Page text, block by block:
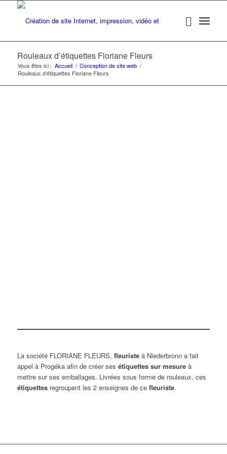
Rouleaux d’étiquettes Floriane Fleurs
Vous êtes ici : Accueil / Conception de site web /
Rouleaux d’étiquettes Floriane Fleurs
La société FLORIANE FLEURS, fleuristeà Niederbronn a fait
appel à Progéka afin de créer ses étiquettes sur mesureà
mettre sur ses emballages. Livrées sous forme de rouleaux, ces
étiquettesregroupent les 2 enseignes de ce fleuriste.